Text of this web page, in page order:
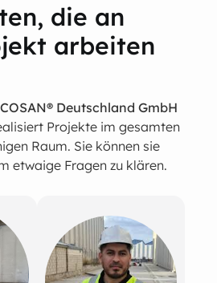
die an
arbeiten
Deutschland GmbH
Projekte im gesamten
Raum. Sie können sie
etwaige Fragen zu klären.